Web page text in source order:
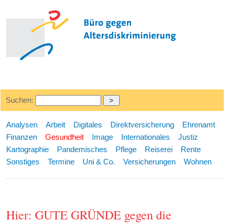
Suchen:
Analysen Arbeit Digitales Direktversicherung
Ehrenamt
Finanzen
Gesundheit Image Internationales
Justiz
Kartographie
Pandemisches Pflege Reiserei
Rente
Sonstiges
Termine Uni & Co. Versicherungen Wohnen
Hier: GUTE GRÜNDE gegen die